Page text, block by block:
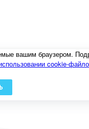
вашим браузером.
cookie-